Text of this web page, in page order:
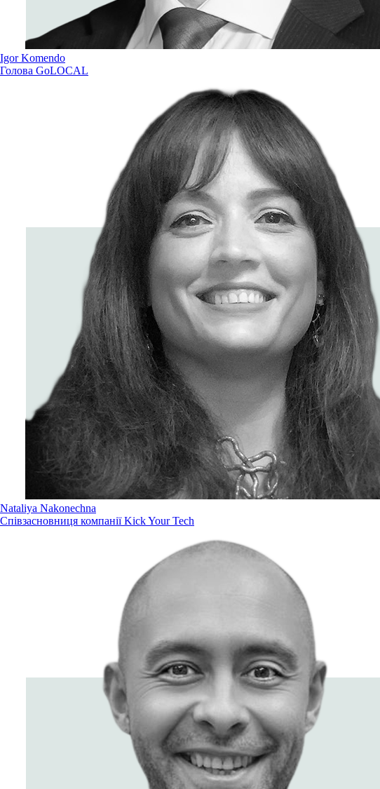
Igor Komendo
Голова GoLOCAL
Nataliya Nakonechna
Cпівзасновниця компанії Kick Your Tech